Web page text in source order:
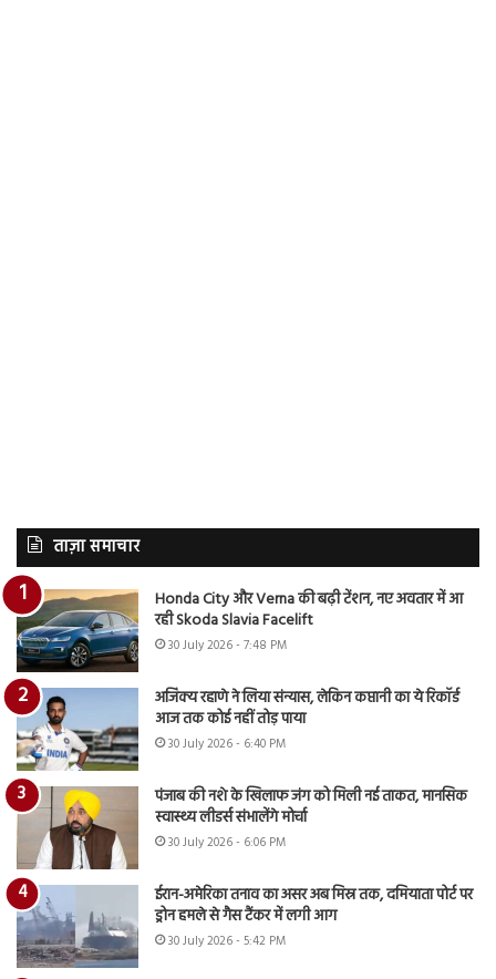
ताज़ा समाचार
Honda City और Verna की बढ़ी टेंशन, नए अवतार में आ
रही Skoda Slavia Facelift
30 July 2026 - 7:48 PM
अजिंक्य रहाणे ने लिया संन्यास, लेकिन कप्तानी का ये रिकॉर्ड
आज तक कोई नहीं तोड़ पाया
30 July 2026 - 6:40 PM
पंजाब की नशे के खिलाफ जंग को मिली नई ताकत, मानसिक
स्वास्थ्य लीडर्स संभालेंगे मोर्चा
30 July 2026 - 6:06 PM
ईरान-अमेरिका तनाव का असर अब मिस्र तक, दमियाता पोर्ट पर
ड्रोन हमले से गैस टैंकर में लगी आग
30 July 2026 - 5:42 PM